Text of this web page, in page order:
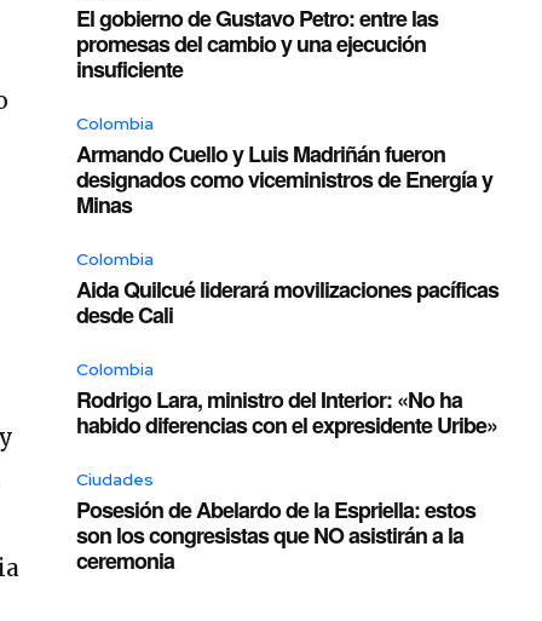
El gobierno de Gustavo Petro: entre las
promesas del cambio y una ejecución
insuficiente
Colombia
Armando Cuello y Luis Madriñán fueron
designados como viceministros de Energía y
Minas
Colombia
Aida Quilcué liderará movilizaciones pacíficas
desde Cali
Colombia
Rodrigo Lara, ministro del Interior: «No ha
habido diferencias con el expresidente Uribe»
Ciudades
Posesión de Abelardo de la Espriella: estos
son los congresistas que NO asistirán a la
ceremonia